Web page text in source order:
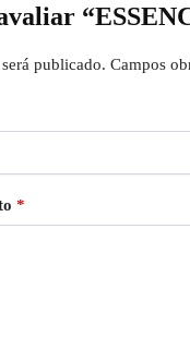
publicado. Campos
*